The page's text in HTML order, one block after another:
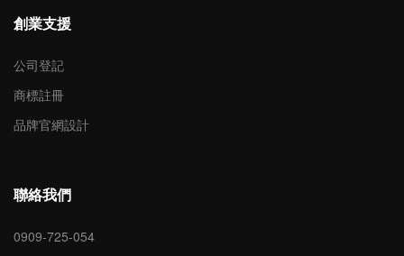
創業支援
公司登記
商標註冊
品牌官網設計
聯絡我們
0909-725-054